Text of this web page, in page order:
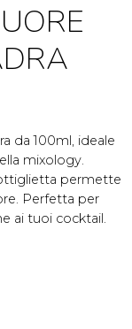
da 100ml, ideale
mixology.
permette
Perfetta per
ai tuoi cocktail.